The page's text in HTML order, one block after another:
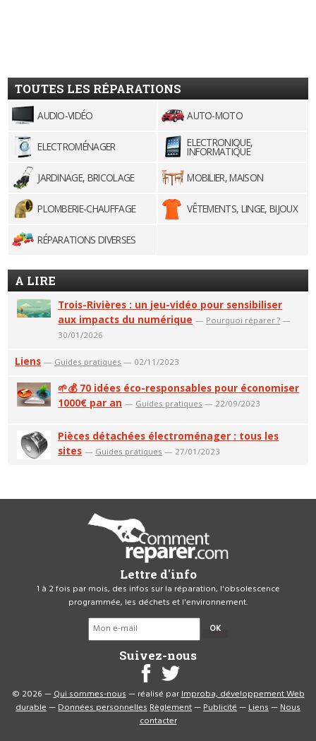
TOUTES LES RÉPARATIONS
AUDIO-VIDÉO AUTO-MOTO
ELECTROMÉNAGER ELECTRONIQUE,
INFORMATIQUE
JARDINAGE, BRICOLAGE
MOBILIER, MAISON
PLOMBERIE-CHAUFFAGE VÊTEMENTS, LINGE, BIJOUX
RÉPARATIONS DIVERSES
A LIRE
Trois-Rivières : un jeu-vidéo pour sensibiliser
aux impacts du numérique — Pourquoi réparer ? —
30/01/2026
Liens — Guides pratiques — 02/11/2023
🌱💰 70 idées éco-responsables pour économiser
1000€ par an — Guides pratiques — 22/09/2023
Pièces détachées électroménager : tous les
sites — Guides pratiques — 27/01/2023
Lettre d'info
1 à 2 fois par mois, des infos sur la réparation, l'obsolescence
programmée, les déchets et l'environnement.
OK
Suivez-nous
© 2026 —Qui sommes-nous— réalisé parImproba, développement Web
durable—Données personnellesRèglement—Publicité—Liens—Nous
contacter